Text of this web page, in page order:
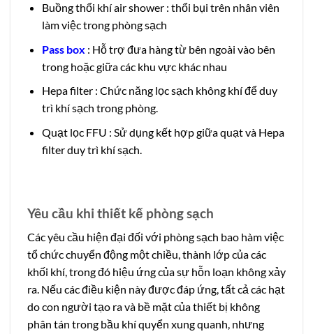
Buồng thổi khí air shower : thổi bụi trên nhân viên
làm việc trong phòng sạch
Pass box : Hỗ trợ đưa hàng từ bên ngoài vào bên
trong hoặc giữa các khu vực khác nhau
Hepa filter : Chức năng lọc sạch không khí để duy
trì khí sạch trong phòng.
Quạt lọc FFU : Sử dụng kết hợp giữa quạt và Hepa
filter duy trì khí sạch.
Yêu cầu khi thiết kế phòng sạch
Các yêu cầu hiện đại đối với phòng sạch bao hàm việc
tổ chức chuyển động một chiều, thành lớp của các
khối khí, trong đó hiệu ứng của sự hỗn loạn không xảy
ra. Nếu các điều kiện này được đáp ứng, tất cả các hạt
do con người tạo ra và bề mặt của thiết bị không
phân tán trong bầu khí quyển xung quanh, nhưng